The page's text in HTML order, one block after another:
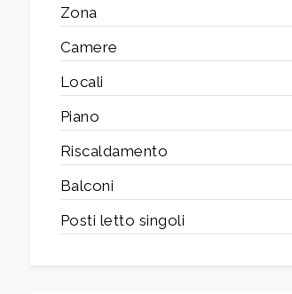
Zona
Camere
Locali
Piano
Riscaldamento
Balconi
Posti letto singoli
Camere
Qualsiasi